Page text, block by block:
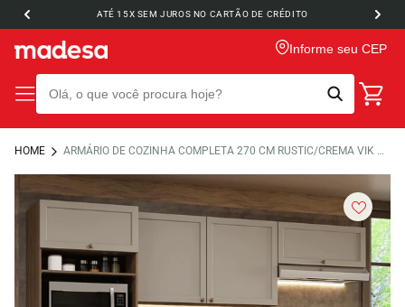
ATÉ 15X SEM JUROS NO CARTÃO DE CRÉDITO
Informe seu CEP
HOME ARMÁRIO DE COZINHA COMPLETA 270 CM RUSTIC/CREMA VIK MADESA 01